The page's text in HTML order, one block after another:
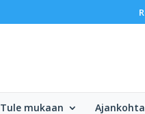
Tule mukaan